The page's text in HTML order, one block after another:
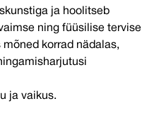
ja hoolitseb
ning füüsilise tervise
korrad nädalas,
ja vaikus.